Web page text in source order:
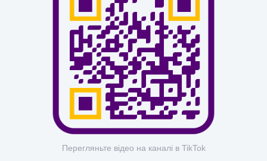
Перегляньте відео на каналі в TikTok